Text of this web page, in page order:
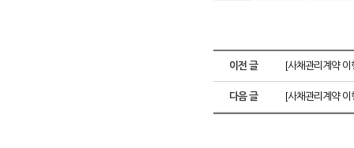
이전 글 [사채관리계약
다음 글 [사채관리계약